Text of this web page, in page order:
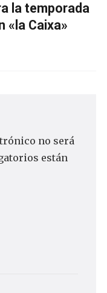
la temporada
«la Caixa»
no será
están